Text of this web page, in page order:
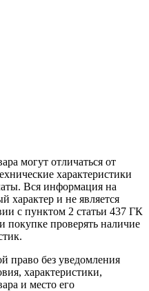
могут отличаться от
характеристики
Вся информация на
характер и не является
с пунктом 2 статьи 437 ГК
проверять наличие
право без уведомления
характеристики,
и место его